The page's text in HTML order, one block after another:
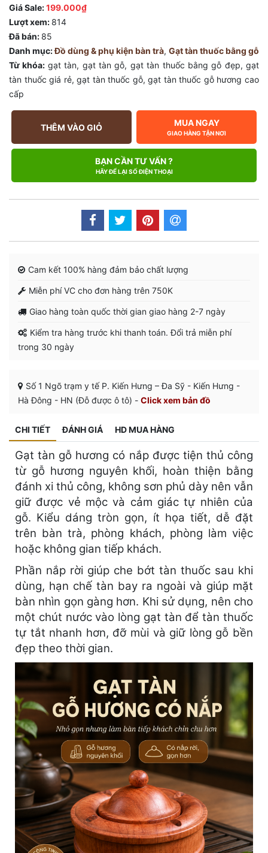
Giá Sale:199.000₫
Lượt xem: 814
Đã bán: 85
Danh mục:Đồ dùng & phụ kiện bàn trà, Gạt tàn thuốc bằng gỗ
Từ khóa: gạt tàn, gạt tàn gỗ, gạt tàn thuốc bằng gỗ đẹp,gạt
tàn thuốc giá rẻ,gạt tàn thuốc gỗ,gạt tàn thuốc gỗ hương cao
cấp
THÊM VÀO GIỎ MUA NGAY
GIAO HÀNG TẬN NƠI
BẠN CẦN TƯ VẤN ?
HÃY ĐỂ LẠI SỐ ĐIỆN THOẠI
Cam kết 100% hàng đảm bảo chất lượng
Miễn phí VC cho đơn hàng trên 750K
Giao hàng toàn quốc thời gian giao hàng 2-7 ngày
Kiểm tra hàng trước khi thanh toán. Đổi trả miễn phí
trong 30 ngày
Số 1 Ngõ trạm y tế P. Kiến Hưng – Đa Sỹ - Kiến Hưng -
Hà Đông - HN (Đỗ được ô tô) - Click xem bản đồ
CHI TIẾT ĐÁNH GIÁ HD MUA HÀNG
Gạt tàn gỗ hương có nắp được tiện thủ công
từ gỗ hương nguyên khối, hoàn thiện bằng
đánh xi thủ công, không sơn phủ dày nên vẫn
giữ được vẻ mộc và cảm giác tự nhiên của
gỗ. Kiểu dáng tròn gọn, ít họa tiết, dễ đặt
trên bàn trà, phòng khách, phòng làm việc
hoặc không gian tiếp khách.
Phần nắp rời giúp che bớt tàn thuốc sau khi
dùng, hạn chế tàn bay ra ngoài và giúp mặt
bàn nhìn gọn gàng hơn. Khi sử dụng, nên cho
một chút nước vào lòng gạt tàn để tàn thuốc
tự tắt nhanh hơn, đỡ mùi và giữ lòng gỗ bền
đẹp theo thời gian.